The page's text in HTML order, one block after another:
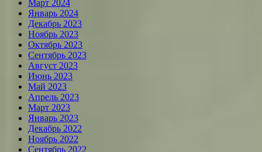
Март 2024
Январь 2024
Декабрь 2023
Ноябрь 2023
Октябрь 2023
Сентябрь 2023
Август 2023
Июнь 2023
Май 2023
Апрель 2023
Март 2023
Январь 2023
Декабрь 2022
Ноябрь 2022
Сентябрь 2022